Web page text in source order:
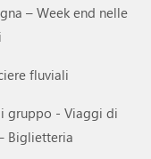
– Week end nelle
fluviali
gruppo - Viaggi di
Biglietteria